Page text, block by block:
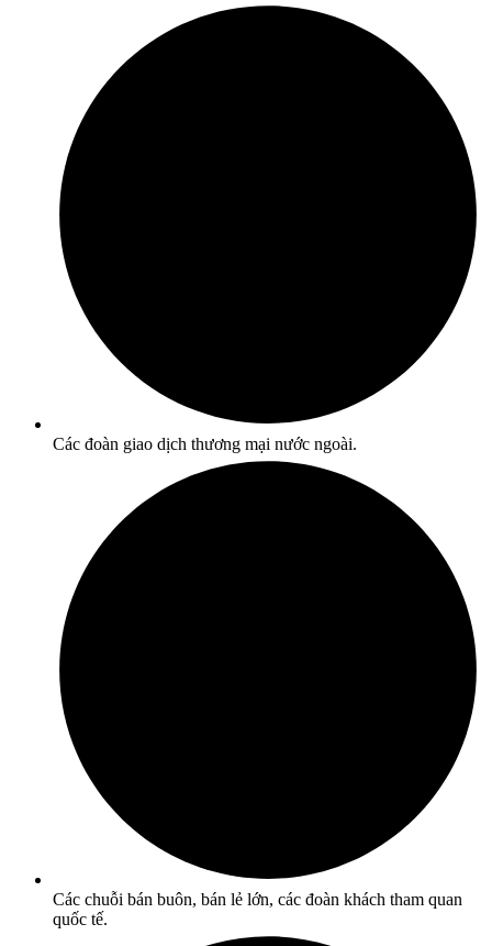
Các đoàn giao dịch thương mại nước ngoài.
Các chuỗi bán buôn, bán lẻ lớn, các đoàn khách tham quan
quốc tế.